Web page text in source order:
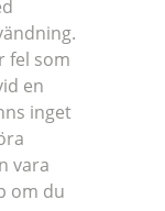
fel som
en
inget
vara
om du